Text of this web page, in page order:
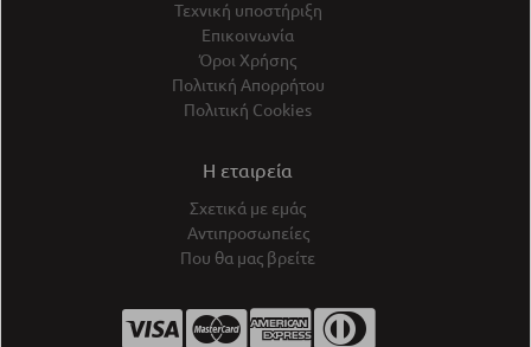
Τεχνική υποστήριξη
Επικοινωνία
Όροι Χρήσης
Πολιτική Απορρήτου
Πολιτική Cookies
Η εταιρεία
Σχετικά με εμάς
Αντιπροσωπείες
Που θα μας βρείτε